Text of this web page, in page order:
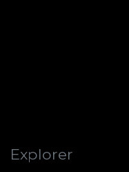
Explorer